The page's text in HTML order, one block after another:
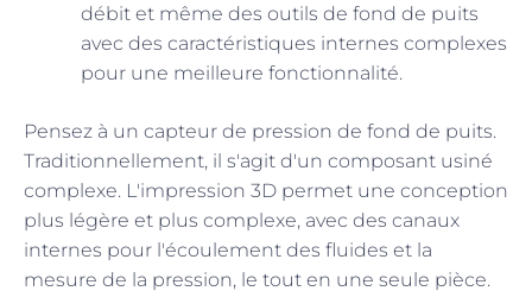
débit et même des outils de fond de puits
avec des caractéristiques internes complexes
pour une meilleure fonctionnalité.
Pensez à un capteur de pression de fond de puits.
Traditionnellement, il s'agit d'un composant usiné
complexe. L'impression 3D permet une conception
plus légère et plus complexe, avec des canaux
internes pour l'écoulement des fluides et la
mesure de la pression, le tout en une seule pièce.